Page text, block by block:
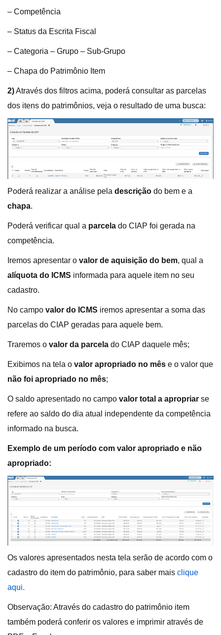
– Competência
– Status da Escrita Fiscal
– Categoria – Grupo – Sub-Grupo
– Chapa do Patrimônio Item
2)Através dos filtros acima, poderá consultar as parcelas
dos itens do patrimônios, veja o resultado de uma busca:
Poderá realizar a análise pela descrição do bem e a
chapa.
Poderá verificar qual a parcela do CIAP foi gerada na
competência.
Iremos apresentar o valor de aquisição do bem, qual a
alíquota do ICMS informada para aquele item no seu
cadastro.
No campo valor do ICMS iremos apresentar a soma das
parcelas do CIAP geradas para aquele bem.
Traremos o valor da parcela do CIAP daquele mês;
Exibimos na tela o valor apropriado no mês e o valor que
não foi apropriado no mês;
O saldo apresentado no campo valor total a apropriar se
refere ao saldo do dia atual independente da competência
informado na busca.
Exemplo de um período com valor apropriado e não
apropriado:
Os valores apresentados nesta tela serão de acordo com o
cadastro do item do patrimônio, para saber mais clique
aqui.
Observação: Através do cadastro do patrimônio item
também poderá conferir os valores e imprimir através de